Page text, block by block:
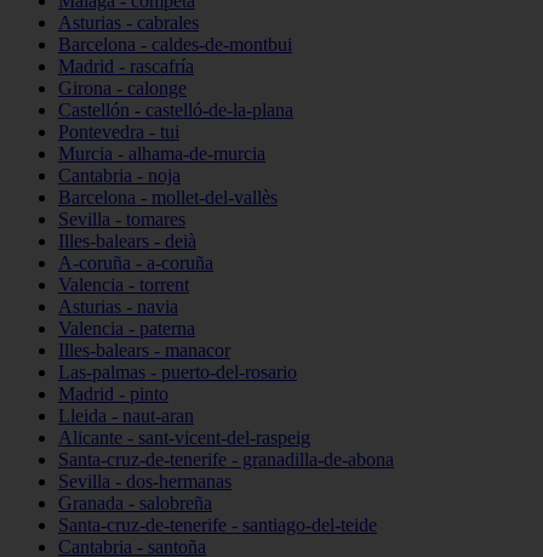
Asturias - cabrales
Barcelona - caldes-de-montbui
Madrid - rascafría
Girona - calonge
Castellón - castelló-de-la-plana
Pontevedra - tui
Murcia - alhama-de-murcia
Cantabria - noja
Barcelona - mollet-del-vallès
Sevilla - tomares
Illes-balears - deià
A-coruña - a-coruña
Valencia - torrent
Asturias - navia
Valencia - paterna
Illes-balears - manacor
Las-palmas - puerto-del-rosario
Madrid - pinto
Lleida - naut-aran
Alicante - sant-vicent-del-raspeig
Santa-cruz-de-tenerife - granadilla-de-abona
Sevilla - dos-hermanas
Granada - salobreña
Santa-cruz-de-tenerife - santiago-del-teide
Cantabria - santoña